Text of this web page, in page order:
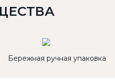
Бережная ручная упаковка